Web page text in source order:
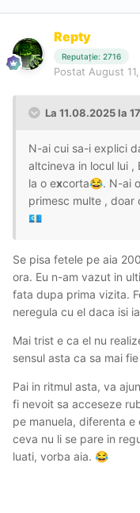
Repty
Reputație: 2716
Postat August
La 11.08.2025 la
N-ai cui sa-i explici
altcineva in locul lui
la o excorta😂. N-ai
primesc multe ,
💶
Se pisa fetele pe aia
ora. Eu n-am vazut in
fata dupa prima vizita.
neregula cu el daca isi
Mai trist e ca el nu
sensul asta ca sa mai
Pai in ritmul asta, va
fi nevoit sa acceseze
pe manuela, diferenta e
ceva nu li se pare in
luati, vorba aia. 😂